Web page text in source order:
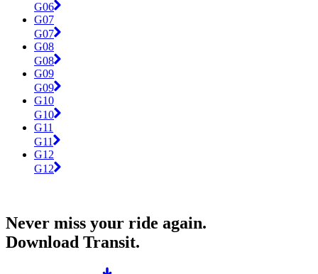
G06
G07
G07
G08
G08
G09
G09
G10
G10
G11
G11
G12
G12
Never miss your ride again.
Download Transit.